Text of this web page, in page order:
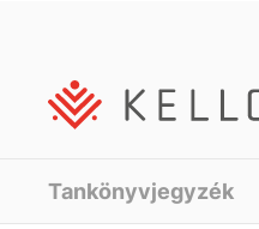
Tankönyvjegyzék